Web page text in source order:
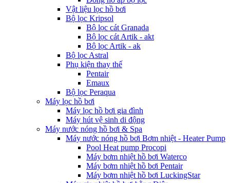
Vật liệu lọc hồ bơi
Bộ lọc Kripsol
Bộ lọc cát Granada
Bộ lọc cát Artik - akt
Bộ lọc Artik - ak
Bộ lọc Astral
Phụ kiện thay thế
Pentair
Emaux
Bộ lọc Peraqua
Máy lọc hồ bơi
Máy lọc hồ bơi gia đình
Máy hút vệ sinh di động
Máy nước nóng hồ bơi & Spa
Máy nước nóng hồ bơi Bơm nhiệt - Heater Pump
Pool Heat pump Procopi
Máy bơm nhiệt hồ bơi Waterco
Máy bơm nhiệt hồ bơi Pentair
Máy bơm nhiệt hồ bơi LuckingStar